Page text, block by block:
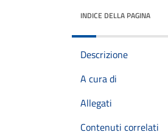
INDICE DELLA PAGINA
Descrizione
A cura di
Allegati
Contenuti correlati